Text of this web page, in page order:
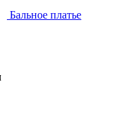
Бальное платье